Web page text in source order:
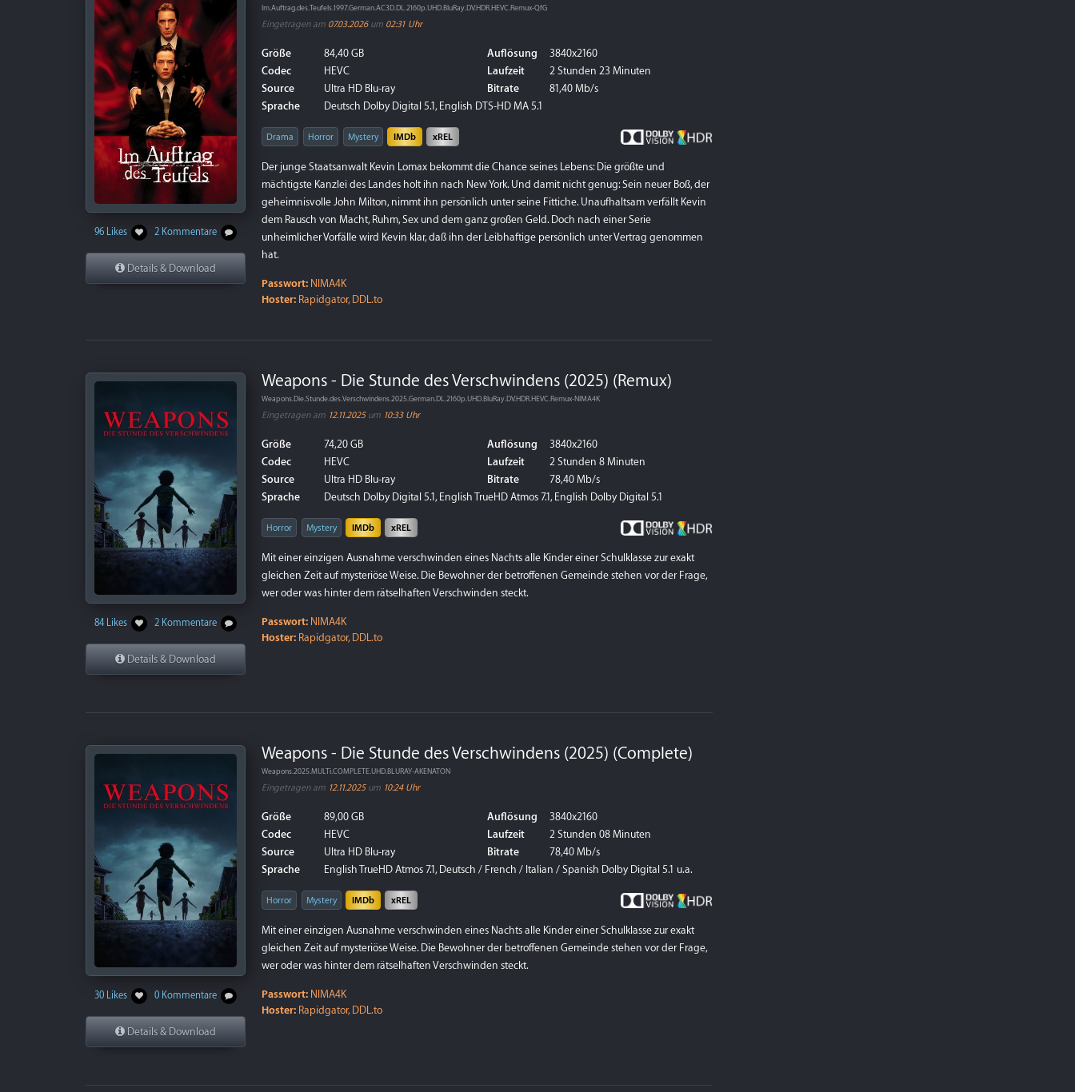
96 Likes 2 Kommentare
Details & Download
Im.Auftrag.des.Teufels.1997.German.AC3D.DL.2160p.UHD.BluRay.DV.HDR.HEVC.Remux-QfG
Eingetragen am 07.03.2026um 02:31 Uhr
Größe
84,40 GB
Codec
HEVC
Source
Ultra HD Blu-ray
Sprache
Deutsch Dolby Digital 5.1, English DTS-HD MA 5.1
Auflösung
3840x2160
Laufzeit
2 Stunden 23 Minuten
Bitrate
81,40 Mb/s
Drama Horror Mystery IMDb xREL
Der junge Staatsanwalt Kevin Lomax bekommt die Chance seines Lebens: Die größte und
mächtigste Kanzlei des Landes holt ihn nach New York. Und damit nicht genug: Sein neuer Boß, der
geheimnisvolle John Milton, nimmt ihn persönlich unter seine Fittiche. Unaufhaltsam verfällt Kevin
dem Rausch von Macht, Ruhm, Sex und dem ganz großen Geld. Doch nach einer Serie
unheimlicher Vorfälle wird Kevin klar, daß ihn der Leibhaftige persönlich unter Vertrag genommen
hat.
Passwort: NIMA4K
Hoster: Rapidgator, DDL.to
84 Likes 2 Kommentare
Details & Download
Weapons - Die Stunde des Verschwindens (2025) (Remux)
Weapons.Die.Stunde.des.Verschwindens.2025.German.DL.2160p.UHD.BluRay.DV.HDR.HEVC.Remux-NIMA4K
Eingetragen am 12.11.2025um 10:33 Uhr
Größe
74,20 GB
Codec
HEVC
Source
Ultra HD Blu-ray
Sprache
Deutsch Dolby Digital 5.1, English TrueHD Atmos 7.1, English Dolby Digital 5.1
Auflösung
3840x2160
Laufzeit
2 Stunden 8 Minuten
Bitrate
78,40 Mb/s
Horror Mystery IMDb xREL
Mit einer einzigen Ausnahme verschwinden eines Nachts alle Kinder einer Schulklasse zur exakt
gleichen Zeit auf mysteriöse Weise. Die Bewohner der betroffenen Gemeinde stehen vor der Frage,
wer oder was hinter dem rätselhaften Verschwinden steckt.
Passwort: NIMA4K
Hoster: Rapidgator, DDL.to
30 Likes 0 Kommentare
Details & Download
Weapons - Die Stunde des Verschwindens (2025) (Complete)
Weapons.2025.MULTi.COMPLETE.UHD.BLURAY-AKENATON
Eingetragen am 12.11.2025um 10:24 Uhr
Größe
89,00 GB
Codec
HEVC
Source
Ultra HD Blu-ray
Sprache
English TrueHD Atmos 7.1, Deutsch / French / Italian / Spanish Dolby Digital 5.1 u.a.
Auflösung
3840x2160
Laufzeit
2 Stunden 08 Minuten
Bitrate
78,40 Mb/s
Horror Mystery IMDb xREL
Mit einer einzigen Ausnahme verschwinden eines Nachts alle Kinder einer Schulklasse zur exakt
gleichen Zeit auf mysteriöse Weise. Die Bewohner der betroffenen Gemeinde stehen vor der Frage,
wer oder was hinter dem rätselhaften Verschwinden steckt.
Passwort: NIMA4K
Hoster: Rapidgator, DDL.to